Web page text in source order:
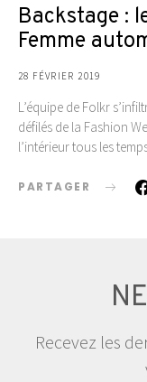
Backstage :
Femme
28 FÉVRIER 2019
L’équipe de Folkr
défilés de la Fashion
l’intérieur tous les
PARTAGER
Recevez les